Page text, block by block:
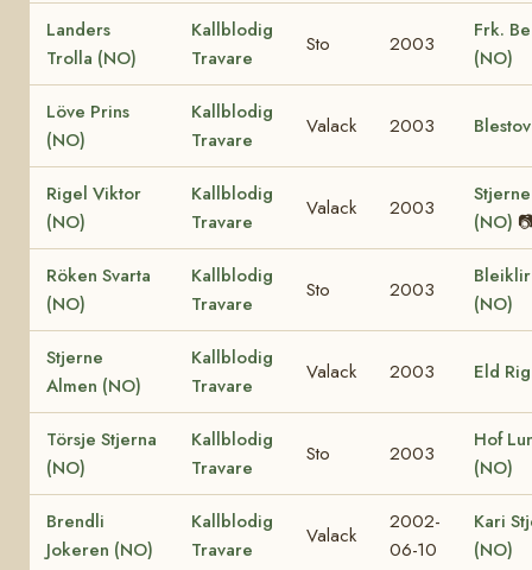
Landers
Trolla (NO)
Kallblodig
Travare
Sto 2003
Frk.
(NO)
Löve Prins
(NO)
Kallblodig
Travare
Valack 2003
Rigel Viktor
(NO)
Kallblodig
Travare
Valack 2003
(NO)
Röken Svarta
(NO)
Kallblodig
Travare
Sto 2003
(NO)
Stjerne
Almen (NO)
Kallblodig
Travare
Valack 2003 Eld
Törsje Stjerna
(NO)
Kallblodig
Travare
Sto 2003
Hof
(NO)
Brendli
Jokeren (NO)
Kallblodig
Travare
Valack
2002-
06-10
Kari
(NO)